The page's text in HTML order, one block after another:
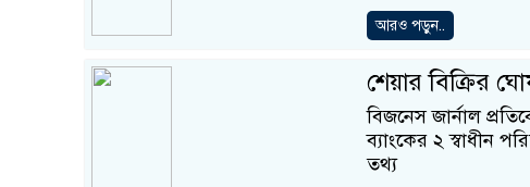
আরও পড়ুন..
শেয়ার বিক্রির
বিজনেস জার্নাল
ব্যাংকের ২ স্বাধীন
তথ্য